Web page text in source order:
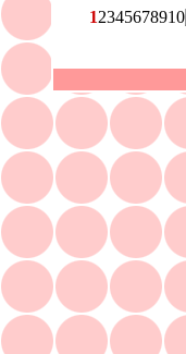
12345678910